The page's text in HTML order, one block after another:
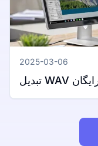
2025-03-06